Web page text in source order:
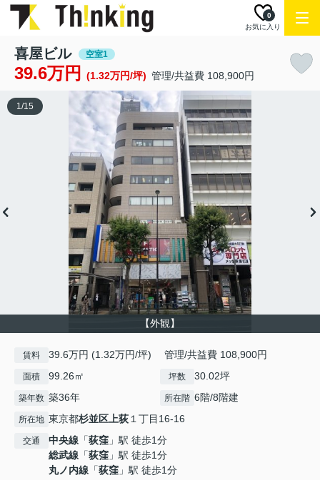
お気に入り
0
喜屋ビル 空室1
39.6万円 (1.32万円/坪) 管理/共益費 108,900円
【外観】
1/15
賃料 39.6万円 (1.32万円/坪) 管理/共益費 108,900円
面積 99.26㎡ 坪数 30.02坪
築年数 築36年 所在階 6階/8階建
所在地 東京都杉並区上荻１丁目16-16
交通 中央線 「荻窪 」駅 徒歩1分
総武線 「荻窪 」駅 徒歩1分
丸ノ内線 「荻窪 」駅 徒歩1分